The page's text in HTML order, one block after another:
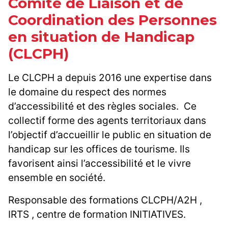
Coordination des Personnes
en situation de Handicap
(CLCPH)
Le CLCPH a depuis 2016 une expertise dans
le domaine du respect des normes
d’accessibilité et des règles sociales. Ce
collectif forme des agents territoriaux dans
l’objectif d’accueillir le public en situation de
handicap sur les offices de tourisme. Ils
favorisent ainsi l’accessibilité et le vivre
ensemble en société.
Responsable des formations CLCPH/A2H ,
IRTS , centre de formation INITIATIVES.